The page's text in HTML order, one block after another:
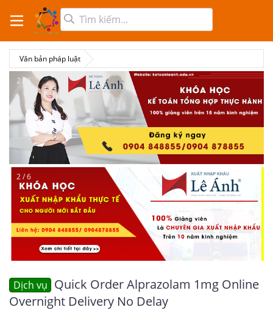
Văn bản pháp luật
2 / 6
2 / 6
Dịch vụ Quick Order Alprazolam 1mg Online
Overnight Delivery No Delay